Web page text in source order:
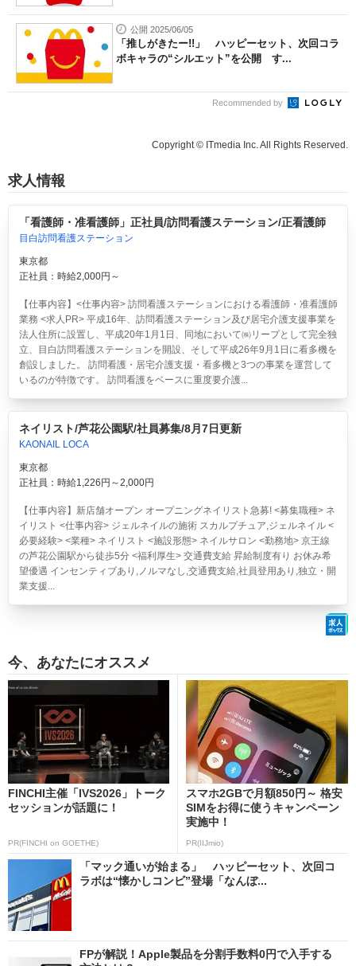
公開 2025/06/05
「推しがきたー!!」 ハッピーセット、次回コラ
ボキャラの“シルエット”を公開 す...
Recommended by
Copyright © ITmedia Inc. All Rights Reserved.
求人情報
「看護師・准看護師」正社員/訪問看護ステーション/正看護師
目白訪問看護ステーション
東京都
正社員：時給2,000円～
【仕事内容】<仕事内容> 訪問看護ステーションにおける看護師・准看護師
業務 <求人PR> 平成16年、訪問看護ステーション及び居宅介護支援事業を
法人住所に設置し、平成20年1月1日、同地において㈱リープとして完全独
立、目白訪問看護ステーションを開設、そして平成26年9月1日に看多機を
創設しました。 訪問看護・居宅介護支援・看多機と3つの事業を運営して
いるのが特徴です。 訪問看護をベースに重度要介護...
ネイリスト/芦花公園駅/社員募集/8月7日更新
KAONAIL LOCA
東京都
正社員：時給1,226円～2,000円
【仕事内容】新店舗オープン オープニングネイリスト急募! <募集職種> ネ
イリスト <仕事内容> ジェルネイルの施術 スカルプチュア,ジェルネイル <
必要経験> <業種> ネイリスト <施設形態> ネイルサロン <勤務地> 京王線
の芦花公園駅から徒歩5分 <福利厚生> 交通費支給 昇給制度有り お休み希
望優遇 インセンティブあり,ノルマなし,交通費支給,社員登用あり,独立・開
業支援...
今、あなたにオススメ
FINCHI主催「IVS2026」トーク
セッションが話題に！
PR(FINCHI on GOETHE)
スマホ2GBで月額850円～ 格安
SIMをお得に使うキャンペーン
実施中！
PR(IIJmio)
「マック通いが始まる」 ハッピーセット、次回コ
ラボは“懐かしコンビ”登場「なんぼ...
FPが解説！Apple製品を分割手数料0円で入手する